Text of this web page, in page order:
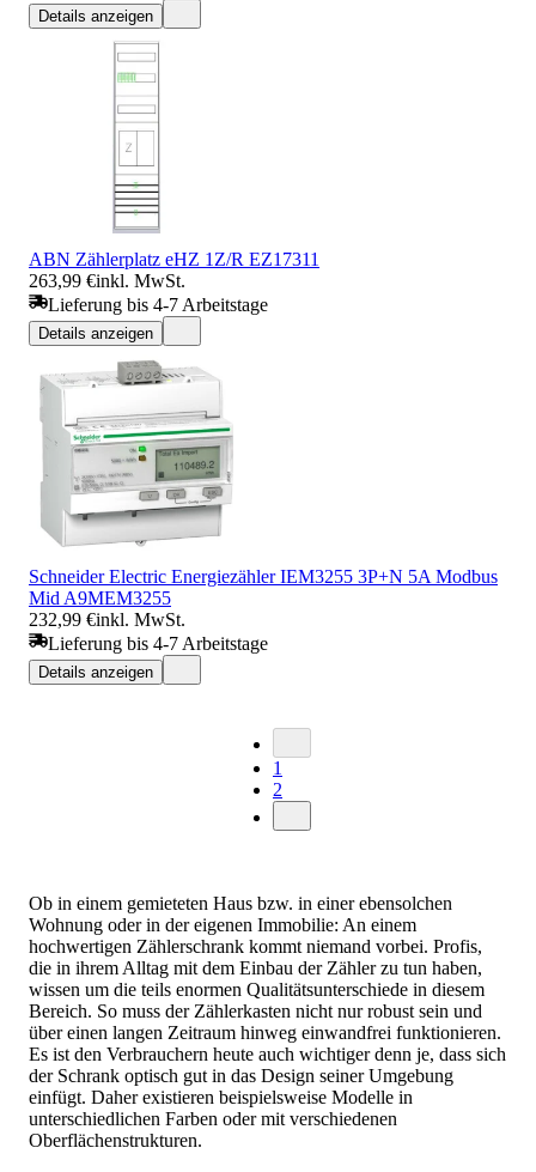
Details anzeigen
ABN Zählerplatz eHZ 1Z/R EZ17311
263,99 €inkl. MwSt.
Lieferung bis 4-7 Arbeitstage
Details anzeigen
Schneider Electric Energiezähler IEM3255 3P+N 5A Modbus
Mid A9MEM3255
232,99 €inkl. MwSt.
Lieferung bis 4-7 Arbeitstage
Details anzeigen
1
2
Ob in einem gemieteten Haus bzw. in einer ebensolchen
Wohnung oder in der eigenen Immobilie: An einem
hochwertigen Zählerschrank kommt niemand vorbei. Profis,
die in ihrem Alltag mit dem Einbau der Zähler zu tun haben,
wissen um die teils enormen Qualitätsunterschiede in diesem
Bereich. So muss der Zählerkasten nicht nur robust sein und
über einen langen Zeitraum hinweg einwandfrei funktionieren.
Es ist den Verbrauchern heute auch wichtiger denn je, dass sich
der Schrank optisch gut in das Design seiner Umgebung
einfügt. Daher existieren beispielsweise Modelle in
unterschiedlichen Farben oder mit verschiedenen
Oberflächenstrukturen.